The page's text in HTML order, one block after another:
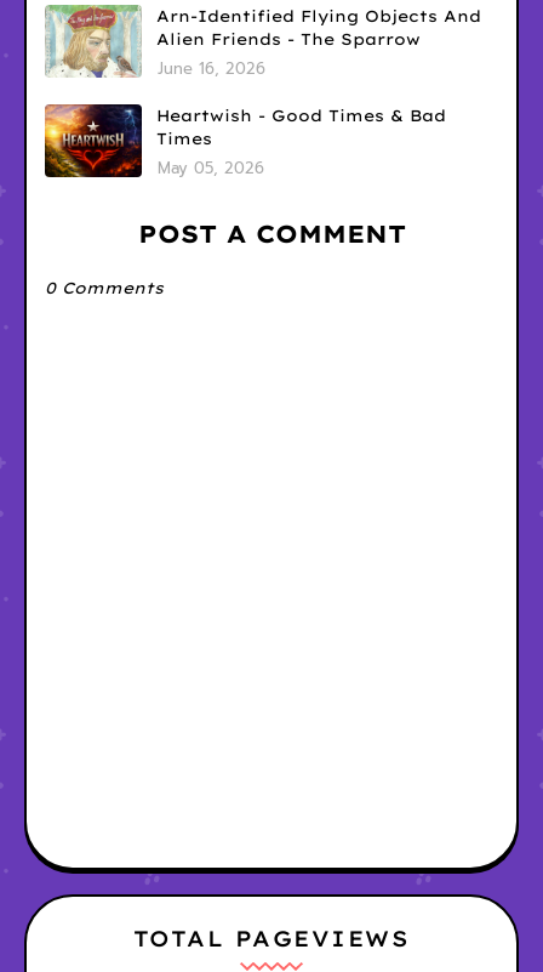
Arn-Identified Flying Objects And
Alien Friends - The Sparrow
June 16, 2026
Heartwish - Good Times & Bad
Times
May 05, 2026
POST A COMMENT
0 Comments
TOTAL PAGEVIEWS